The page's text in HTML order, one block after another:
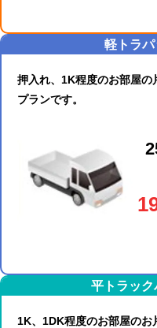
軽トラ
押入れ、1K程度のお部屋の
プランです。
平トラック
1K、1DK程度のお部屋のお